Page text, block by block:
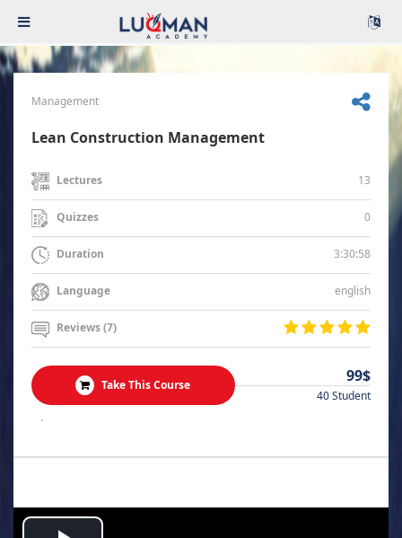
Management
Lean Construction Management
Lectures 13
Quizzes 0
Duration 3:30:58
Language english
Reviews (7)
Take This Course 99$
40 Student
.